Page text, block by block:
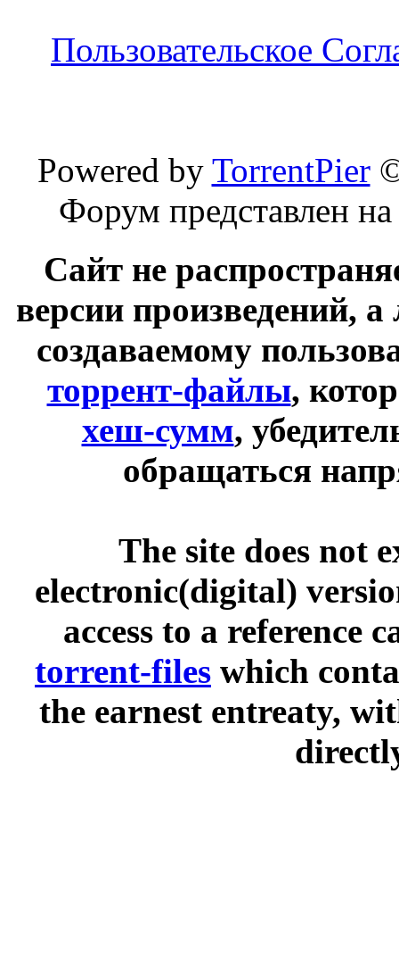
Пользовательское
Powered by TorrentPier
Форум представлен
Сайт не
версии произведений,
создаваемому
торрент-файлы,
хеш-сумм,
обращаться
The site does not
electronic(digital)
access to a reference
torrent-files which
the earnest entreaty,